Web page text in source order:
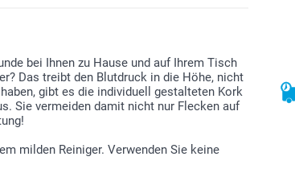
bei Ihnen zu Hause und auf Ihrem Tisch
Das treibt den Blutdruck in die Höhe, nicht
gibt es die individuell gestalteten Kork
Sie vermeiden damit nicht nur Flecken auf
milden Reiniger. Verwenden Sie keine